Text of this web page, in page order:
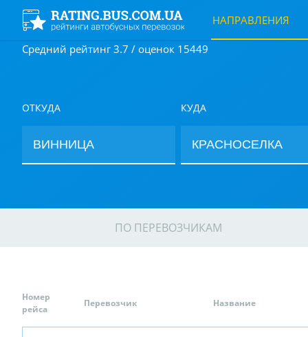
НАПРАВЛЕНИЯ
Средний рейтинг 3.7 / оценок 15449
ОТКУДА КУДА
ПО ПЕРЕВОЗЧИКАМ
Номер
рейса
Перевозчик Название